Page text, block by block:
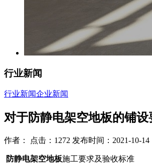
行业新闻
行业新闻企业新闻
对于防静电架空地板的铺设
作者： 点击：1272 发布时间：2021-10-14
防静电架空地板施工要求及验收标准